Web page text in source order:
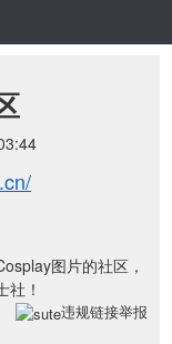
图片的社区，
！
违规链接举报